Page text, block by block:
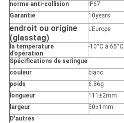
norme anti-collision
IP67
Garantie
10years
endroit ou origine
(glasstag)
L'Europe
la température
d'opération
-10°C à 65°C
Spécifications de seringue
couleur
blanc
poids
6.86g
longueur
111±2mm
largeur
50±1mm
D'autres